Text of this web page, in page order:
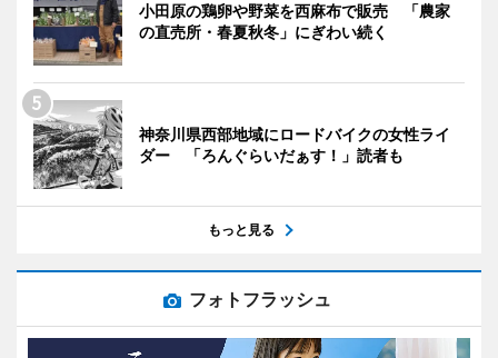
小田原の鶏卵や野菜を西麻布で販売 「農家
の直売所・春夏秋冬」にぎわい続く
神奈川県西部地域にロードバイクの女性ライ
ダー 「ろんぐらいだぁす！」読者も
もっと見る
フォトフラッシュ